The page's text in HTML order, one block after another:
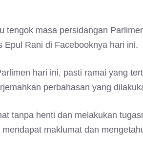
tengok masa persidangan
Epul Rani di Facebooknya hari ini.
hari ini, pasti ramai yang
perbahasan yang
tanpa henti dan melakukan
maklumat dan